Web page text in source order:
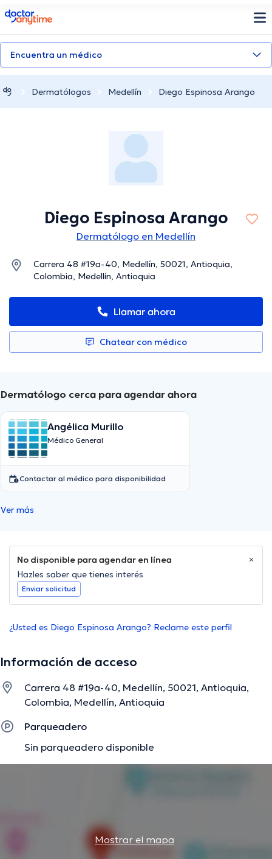
doctoranytime
Encuentra un médico
Dermatólogos Medellín Diego Espinosa Arango
Diego Espinosa Arango
Dermatólogo en Medellín
Carrera 48 #19a-40, Medellín, 50021, Antioquia,
Colombia, Medellín, Antioquia
Llamar ahora
Chatear con médico
Dermatólogo cerca para agendar ahora
Angélica Murillo
Médico General
Contactar al médico para disponibilidad
Ver más
No disponible para agendar en línea
Hazles saber que tienes interés
Enviar solicitud
¿Usted es Diego Espinosa Arango? Reclame este perfil
Información de acceso
Carrera 48 #19a-40, Medellín, 50021, Antioquia,
Colombia, Medellín, Antioquia
Parqueadero
Sin parqueadero disponible
Mostrar el mapa